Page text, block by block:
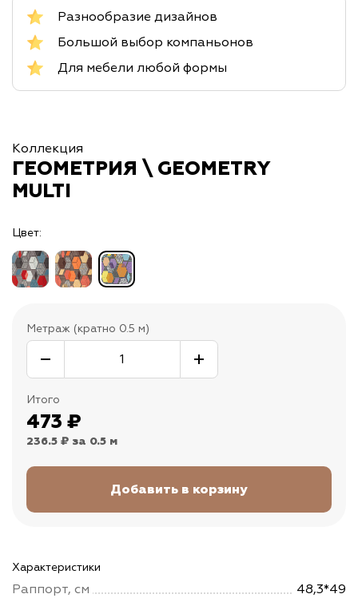
Разнообразие дизайнов
Большой выбор компаньонов
Для мебели любой формы
Коллекция
ГЕОМЕТРИЯ \ GEOMETRY
MULTI
Цвет:
Метраж (кратно 0.5 м)
Итого
473 ₽
236.5 ₽ за 0.5 м
Характеристики
Раппорт, см
48,3*49